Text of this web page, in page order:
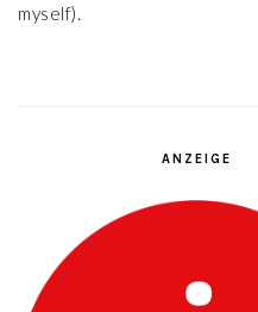
myself).
ANZEIGE